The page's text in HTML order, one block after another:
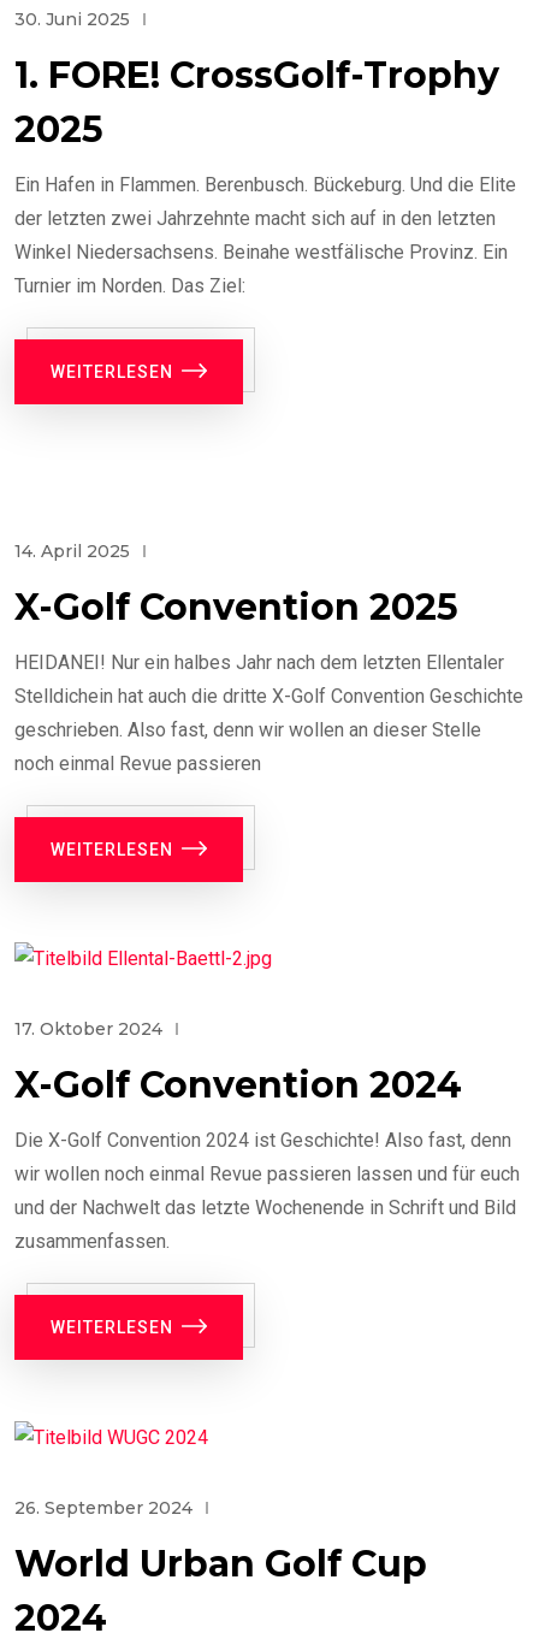
30. Juni 2025
1. FORE! CrossGolf-Trophy
2025
Ein Hafen in Flammen. Berenbusch. Bückeburg. Und die Elite
der letzten zwei Jahrzehnte macht sich auf in den letzten
Winkel Niedersachsens. Beinahe westfälische Provinz. Ein
Turnier im Norden. Das Ziel:
WEITERLESEN
14. April 2025
X-Golf Convention 2025
HEIDANEI! Nur ein halbes Jahr nach dem letzten Ellentaler
Stelldichein hat auch die dritte X-Golf Convention Geschichte
geschrieben. Also fast, denn wir wollen an dieser Stelle
noch einmal Revue passieren
WEITERLESEN
17. Oktober 2024
X-Golf Convention 2024
Die X-Golf Convention 2024 ist Geschichte! Also fast, denn
wir wollen noch einmal Revue passieren lassen und für euch
und der Nachwelt das letzte Wochenende in Schrift und Bild
zusammenfassen.
WEITERLESEN
26. September 2024
World Urban Golf Cup
2024